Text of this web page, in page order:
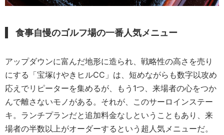
食事自慢のゴルフ場の一番人気メニュー
アップダウンに富んだ地形に造られ、戦略性の高さを売り
にする「宝塚けやきヒルCC」は、短めながらも数字以攻め
応えでリピーターを集めるが、もう1つ、来場者の心をつか
んで離さないモノがある。それが、このサーロインステー
キ。ランチプランだと追加料金なしということもあり、来
場者の半数以上がオーダーするという超人気メニューだ。